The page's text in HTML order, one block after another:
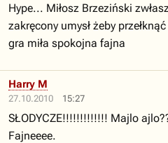
Hype... Miłosz Brzeziński
zakręcony umysł żeby
gra miła spokojna fajna
27.10.2010 15:27
Harry M
SŁODYCZE!!!!!!!!!!!!! Majlo
Fajneeee.